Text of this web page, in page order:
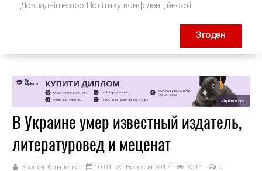
В Украине умер известный издатель,
литературовед и меценат
Ксения Коваленко 10:01, 20 Вересня 2017 3911 0
Докладніше про Політику конфіденційності
Згоден